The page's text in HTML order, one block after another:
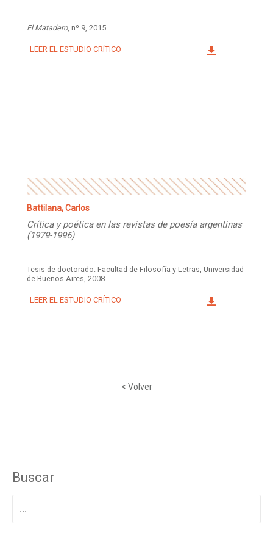
El Matadero, nº 9, 2015
LEER EL ESTUDIO CRÍTICO
Battilana, Carlos
Crítica y poética en las revistas de poesía argentinas
(1979-1996)
Tesis de doctorado. Facultad de Filosofía y Letras, Universidad
de Buenos Aires, 2008
LEER EL ESTUDIO CRÍTICO
< Volver
Buscar